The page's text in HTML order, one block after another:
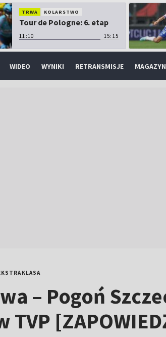
TRWA KOLARSTWO
Tour de Pologne: 6. etap
11:10 15:15
WIDEO WYNIKI RETRANSMISJE
– Pogoń